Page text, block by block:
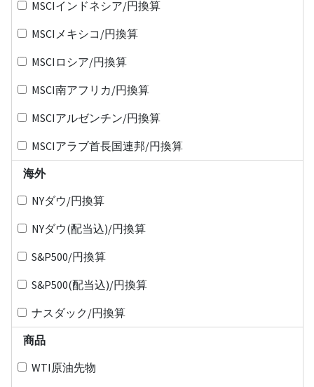
MSCIインドネシア/円換算
MSCIメキシコ/円換算
MSCIロシア/円換算
MSCI南アフリカ/円換算
MSCIアルゼンチン/円換算
MSCIアラブ首長国連邦/円換算
海外
NYダウ/円換算
NYダウ(配当込)/円換算
S&P500/円換算
S&P500(配当込)/円換算
ナスダック/円換算
商品
WTI原油先物